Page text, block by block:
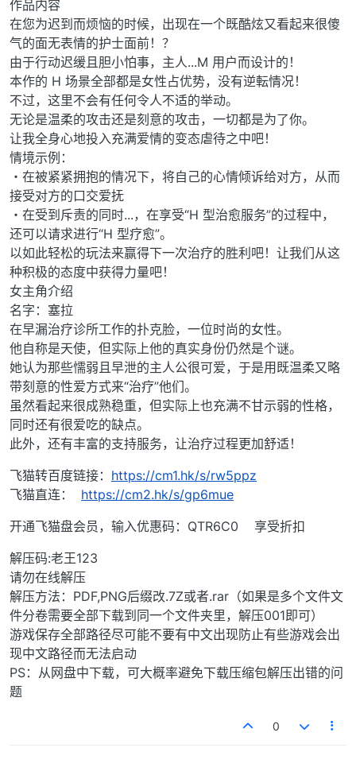
作品内容
在您为迟到而烦恼的时候，出现在一个既酷炫又看起来很傻
气的面无表情的护士面前！？
由于行动迟缓且胆小怕事，主人...M 用户而设计的！
本作的 H 场景全部都是女性占优势，没有逆転情况！
不过，这里不会有任何令人不适的举动。
无论是温柔的攻击还是刻意的攻击，一切都是为了你。
让我全身心地投入充满爱情的变态虐待之中吧！
情境示例：
・在被紧紧拥抱的情况下，将自己的心情倾诉给对方，从而
接受对方的口交爱抚
・在受到斥责的同时...，在享受“H 型治愈服务”的过程中，
还可以请求进行“H 型疗愈”。
以如此轻松的玩法来赢得下一次治疗的胜利吧！让我们从这
种积极的态度中获得力量吧！
女主角介绍
名字：塞拉
在早漏治疗诊所工作的扑克脸，一位时尚的女性。
他自称是天使，但实际上他的真实身份仍然是个谜。
她认为那些懦弱且早泄的主人公很可爱，于是用既温柔又略
带刻意的性爱方式来“治疗”他们。
虽然看起来很成熟稳重，但实际上也充满不甘示弱的性格，
同时还有很爱吃的缺点。
此外，还有丰富的支持服务，让治疗过程更加舒适！
飞猫转百度链接： https://cm1.hk/s/rw5ppz
飞猫直连： https://cm2.hk/s/gp6mue
开通飞猫盘会员，输入优惠码：QTR6C0 享受折扣
解压码:老王123
请勿在线解压
解压方法：PDF,PNG后缀改.7Z或者.rar（如果是多个文件文
件分卷需要全部下载到同一个文件夹里，解压001即可）
游戏保存全部路径尽可能不要有中文出现防止有些游戏会出
现中文路径而无法启动
PS：从网盘中下载，可大概率避免下载压缩包解压出错的问
题
0